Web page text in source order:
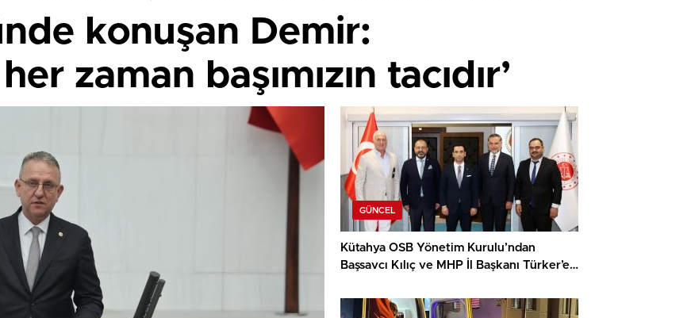
konuşan Demir:
zaman başımızın tacıdır’
GÜNCEL
Kütahya OSB Yönetim Kurulu’ndan
Başsavcı Kılıç ve MHP İl Başkanı Türker’e